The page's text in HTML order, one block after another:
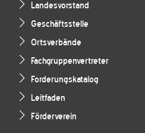
Landesvorstand
Geschäftsstelle
Ortsverbände
Fachgruppenvertreter
Forderungskatalog
Leitfaden
Förderverein